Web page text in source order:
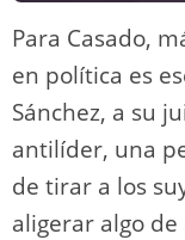
Para Casado,
en política es
Sánchez, a su
antilíder, una
de tirar a los
aligerar algo